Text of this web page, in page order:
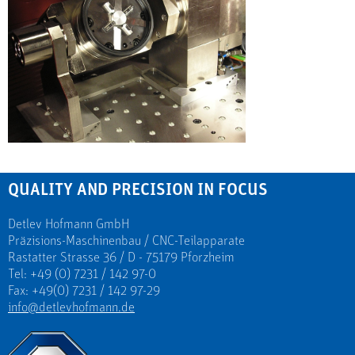
QUALITY AND PRECISION IN FOCUS
Detlev Hofmann GmbH
Präzisions-Maschinenbau / CNC-Teilapparate
Rastatter Strasse 36 / D - 75179 Pforzheim
Tel: +49 (0) 7231 / 142 97-0
Fax: +49(0) 7231 / 142 97-29
info@detlevhofmann.de